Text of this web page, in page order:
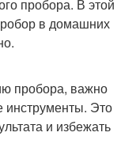
пробора. В этой
в домашних
пробора, важно
инструменты. Это
и избежать